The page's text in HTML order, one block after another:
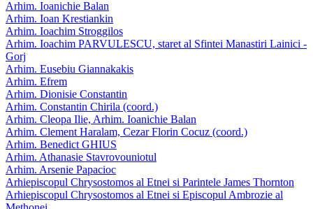
Arhim. Ioanichie Balan
Arhim. Ioan Krestiankin
Arhim. Ioachim Stroggilos
Arhim. Ioachim PARVULESCU, staret al Sfintei Manastiri Lainici -
Gorj
Arhim. Eusebiu Giannakakis
Arhim. Efrem
Arhim. Dionisie Constantin
Arhim. Constantin Chirila (coord.)
Arhim. Cleopa Ilie, Arhim. Ioanichie Balan
Arhim. Clement Haralam, Cezar Florin Cocuz (coord.)
Arhim. Benedict GHIUS
Arhim. Athanasie Stavrovouniotul
Arhim. Arsenie Papacioc
Arhiepiscopul Chrysostomos al Etnei si Parintele James Thornton
Arhiepiscopul Chrysostomos al Etnei si Episcopul Ambrozie al